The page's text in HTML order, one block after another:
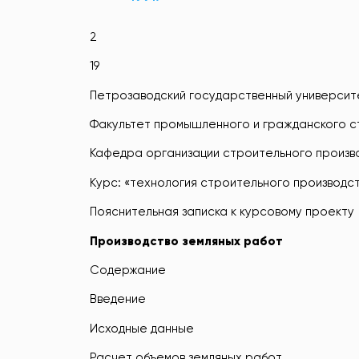
2
19
Петрозаводский государственный
Факультет промышленного и гражданского
Кафедра организации строительного
Курс: «технология строительного
Пояснительная записка к курсовому проекту
Производство земляных работ
Содержание
Введение
Исходные данные